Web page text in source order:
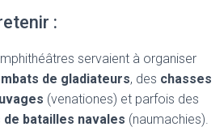
:
servaient à organiser
de gladiateurs, des chasses
(venationes) et parfois des
batailles navales (naumachies).